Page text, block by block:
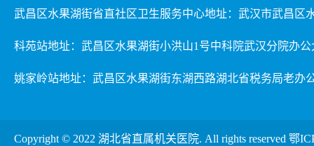
武昌区水果湖街省直社区卫生服务中心地址：武汉市武昌区
科苑站地址：武昌区水果湖街小洪山1号中科院武汉分院办
姚家岭站地址：武昌区水果湖街东湖西路湖北省税务局老办
Copyright © 2022 湖北省直属机关医院. All rights reserved 鄂